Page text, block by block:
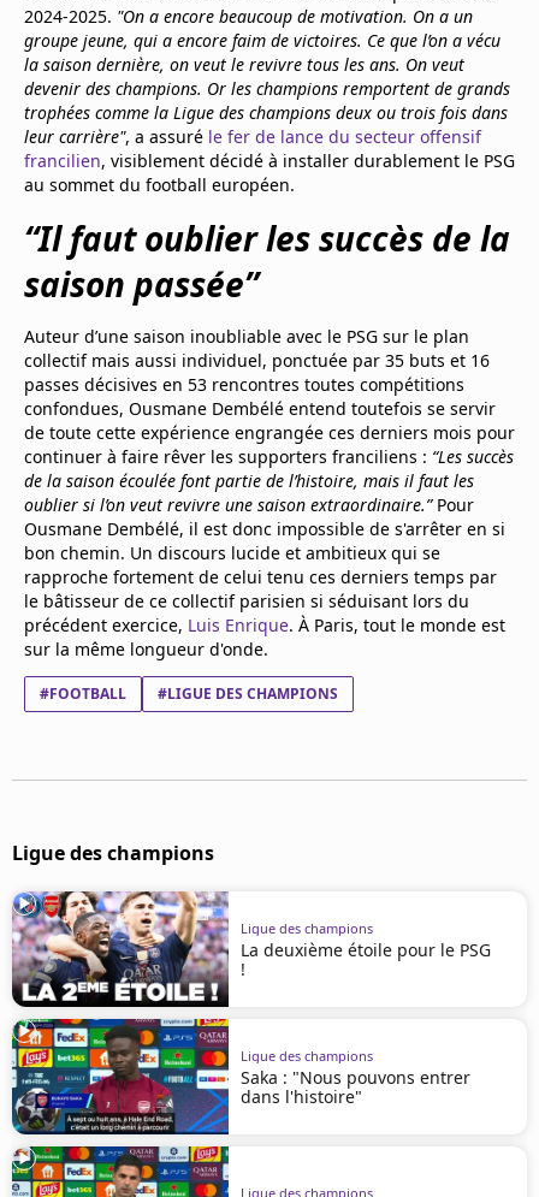
2024-2025. "On a encore beaucoup de motivation. On a un
groupe jeune, qui a encore faim de victoires. Ce que l’on a vécu
la saison dernière, on veut le revivre tous les ans. On veut
devenir des champions. Or les champions remportent de grands
trophées comme la Ligue des champions deux ou trois fois dans
leur carrière", a assuré le fer de lance du secteur offensif
francilien, visiblement décidé à installer durablement le PSG
au sommet du football européen.
“Il faut oublier les succès de la
saison passée”
Auteur d’une saison inoubliable avec le PSG sur le plan
collectif mais aussi individuel, ponctuée par 35 buts et 16
passes décisives en 53 rencontres toutes compétitions
confondues, Ousmane Dembélé entend toutefois se servir
de toute cette expérience engrangée ces derniers mois pour
continuer à faire rêver les supporters franciliens : “Les succès
de la saison écoulée font partie de l’histoire, mais il faut les
oublier si l’on veut revivre une saison extraordinaire.”Pour
Ousmane Dembélé, il est donc impossible de s'arrêter en si
bon chemin. Un discours lucide et ambitieux qui se
rapproche fortement de celui tenu ces derniers temps par
le bâtisseur de ce collectif parisien si séduisant lors du
précédent exercice, Luis Enrique. À Paris, tout le monde est
sur la même longueur d'onde.
#FOOTBALL #LIGUE DES CHAMPIONS
Ligue des champions
Ligue des champions
La deuxième étoile pour le PSG
!
Ligue des champions
Saka : "Nous pouvons entrer
dans l'histoire"
Ligue des champions